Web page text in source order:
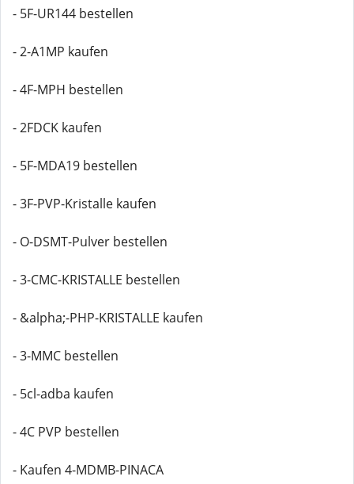
- 5F-UR144 bestellen
- 2-A1MP kaufen
- 4F-MPH bestellen
- 2FDCK kaufen
- 5F-MDA19 bestellen
- 3F-PVP-Kristalle kaufen
- O-DSMT-Pulver bestellen
- 3-CMC-KRISTALLE bestellen
- &alpha;-PHP-KRISTALLE kaufen
- 3-MMC bestellen
- 5cl-adba kaufen
- 4C PVP bestellen
- Kaufen 4-MDMB-PINACA